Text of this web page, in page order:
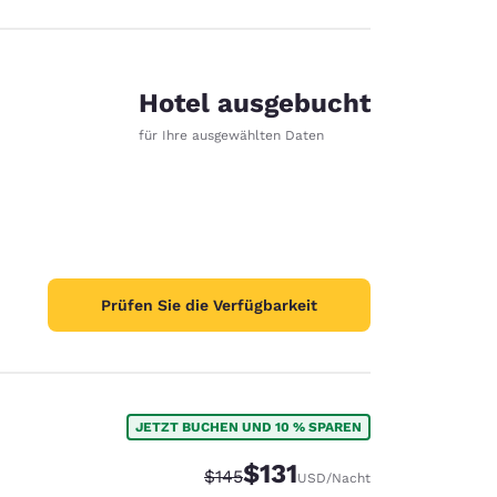
Hotel ausgebucht
für Ihre ausgewählten Daten
Prüfen Sie die Verfügbarkeit
JETZT BUCHEN UND 10 % SPAREN
Durchgestrichener Preis:
$145Vergünstigter Preis:
$131USD/Nacht